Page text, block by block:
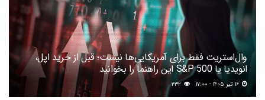
وال‌استریت فقط برای آمریکایی‌ها نیست؛ قبل از خرید اپل،
انویدیا یا S&P 500 این راهنما را بخوانید
۲۳۲